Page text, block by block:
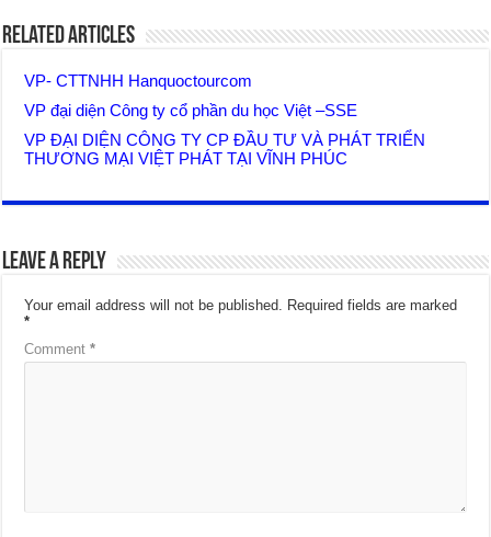
Related Articles
VP- CTTNHH Hanquoctourcom
VP đại diện Công ty cổ phần du học Việt –SSE
VP ĐẠI DIỆN CÔNG TY CP ĐẦU TƯ VÀ PHÁT TRIỂN
THƯƠNG MẠI VIỆT PHÁT TẠI VĨNH PHÚC
Leave a Reply
Your email address will not be published. Required fields are marked
*
Comment*